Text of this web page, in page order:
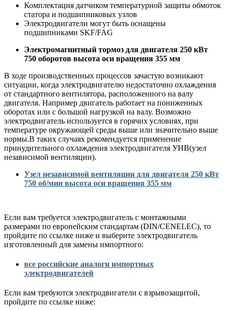
Комплектация датчиком температурной защиты обмоток
статора и подшипниковых узлов
Электродвигатели могут быть оснащены
подшипниками SKF/FAG
Электромагнитный тормоз для двигателя 250 кВт
750 оборотов высота оси вращения 355 мм
В ходе производственных процессов зачастую возникают
ситуации, когда электродвигателю недостаточно охлаждения
от стандартного вентилятора, расположенного на валу
двигателя. Например двигатель работает на пониженных
оборотах или с большой нагрузкой на валу. Возможно
электродвигатель используется в горячих условиях, при
температуре окружающей среды выше или значительно выше
нормы.В таких случаях рекомендуется применение
принудительного охлаждения электродвигателя УНВ(узел
независимой вентиляции).
Узел независимой вентиляции для двигателя 250 кВт
750 об/мин высота оси вращения 355 мм
Если вам требуется электродвигатель с монтажными
размерами по европейским стандартам (DIN/CENELEC), то
пройдите по ссылке ниже и выберите электродвигатель
изготовленный для замены импортного:
все российские аналоги импортных
электродвигателей
Если вам требуются электродвигатели с взрывозащитой,
пройдите по ссылке ниже: